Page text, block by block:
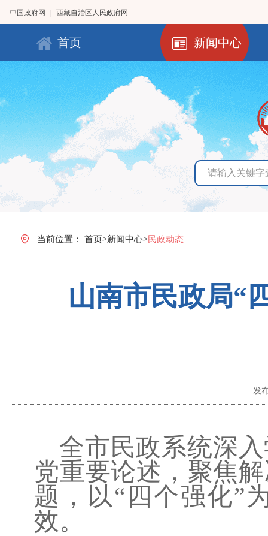
中国政府网 西藏自治区人民政府网
首页 新闻中心
当前位置： 首页>新闻中心>民政动态
山南市民政局“
发
全市民政系统深
党重要论述，聚焦
题，以“四个强化”
效。